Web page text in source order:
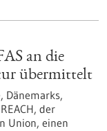
an die
übermittelt
Dänemarks,
der
Union, einen